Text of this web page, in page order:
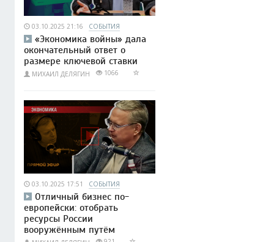
03.10.2025 21:16 СОБЫТИЯ
«Экономика войны» дала
окончательный ответ о
размере ключевой ставки
МИХАИЛ ДЕЛЯГИН 1066
03.10.2025 17:51 СОБЫТИЯ
Отличный бизнес по-
европейски: отобрать
ресурсы России
вооружённым путём